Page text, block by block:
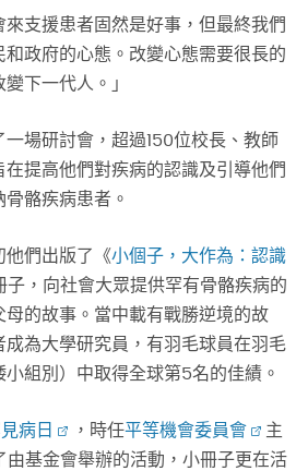
支援患者固然是好事，但最終我們
政府的心態。改變心態需要很長的
下一代人。」
一場研討會，超過150位校長、教師
提高他們對疾病的認識及引導他們
骼疾病患者。
他們出版了《小個子，大作為：認識
子，向社會大眾提供罕有骨骼疾病的
母的故事。當中載有戰勝逆境的故
為大學研究員，有羽毛球員在羽毛
組別）中取得全球第5名的佳績。
病日 ，時任平等機會委員會
主
由基金會舉辦的活動，小冊子更在活